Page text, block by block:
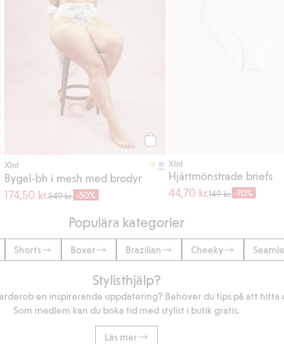
Xlnt
Bygel-bh i mesh med brodyr
174,50 kr.349 kr. -50%
Xlnt
Hjärtmönstrade briefs
44,70 kr.149 kr. -70%
Populära kategorier
Shorts Boxer Brazilian Cheeky
Stylisthjälp?
en inspirerande uppdatering? Behöver du tips på att hitta
Som medlem kan du boka tid med stylist i butik gratis.
Läs mer